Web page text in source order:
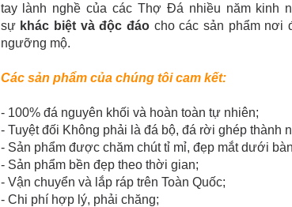
tay lành nghề của các Thợ Đá nhiều năm kinh
sự khác biệt và độc đáo cho các sản phẩm nơi
ngưỡng mộ.
Các sản phẩm của chúng tôi cam kết:
- 100% đá nguyên khối và hoàn toàn tự nhiên;
- Tuyệt đối Không phải là đá bộ, đá rời ghép thành
- Sản phẩm được chăm chút tỉ mỉ, đẹp mắt dưới
- Sản phẩm bền đẹp theo thời gian;
- Vận chuyển và lắp ráp trên Toàn Quốc;
- Chi phí hợp lý, phải chăng;